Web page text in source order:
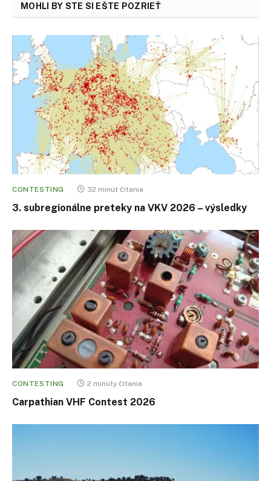
MOHLI BY STE SI EŠTE POZRIEŤ
CONTESTING 32 minút čítania
3. subregionálne preteky na VKV 2026 – výsledky
CONTESTING 2 minúty čítania
Carpathian VHF Contest 2026